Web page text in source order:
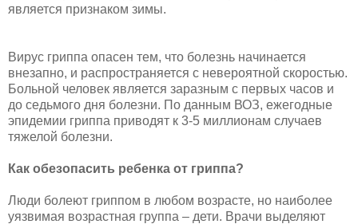
является признаком зимы.
Вирус гриппа опасен тем, что болезнь начинается
внезапно, и распространяется с невероятной скоростью.
Больной человек является заразным с первых часов и
до седьмого дня болезни. По данным ВОЗ, ежегодные
эпидемии гриппа приводят к 3-5 миллионам случаев
тяжелой болезни.
Как обезопасить ребенка от гриппа?
Люди болеют гриппом в любом возрасте, но наиболее
уязвимая возрастная группа – дети. Врачи выделяют